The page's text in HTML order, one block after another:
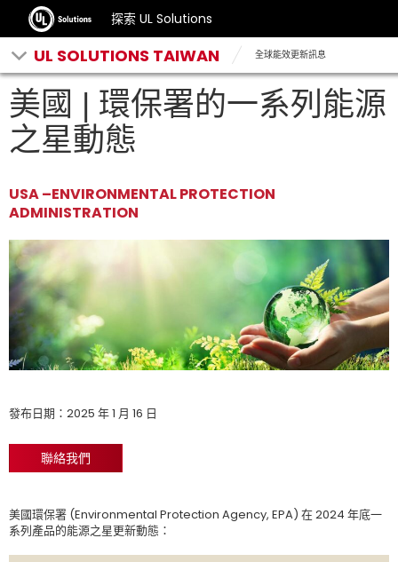
探索 UL Solutions
UL SOLUTIONS TAIWAN 全球能效更新訊息
美國 | 環保署的一系列能源
之星動態
USA –ENVIRONMENTAL PROTECTION
ADMINISTRATION
發布日期：2025 年 1 月 16 日
聯絡我們
美國環保署 (Environmental Protection Agency, EPA) 在 2024 年底一
系列產品的能源之星更新動態：